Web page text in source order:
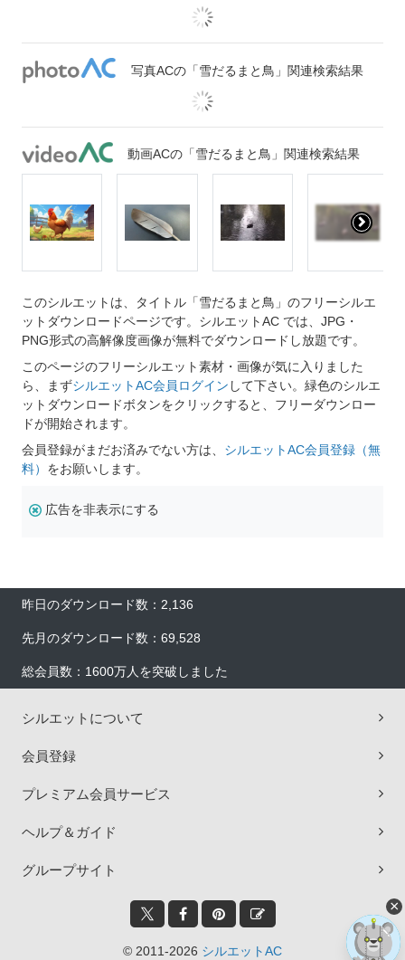
写真ACの「雪だるまと鳥」関連検索結果
動画ACの「雪だるまと鳥」関連検索結果
このシルエットは、タイトル「雪だるまと鳥」のフリーシルエ
ットダウンロードページです。シルエットAC では、JPG・
PNG形式の高解像度画像が無料でダウンロードし放題です。
このページのフリーシルエット素材・画像が気に入りました
ら、まずシルエットAC会員ログイン して下さい。緑色のシルエ
ットダウンロードボタンをクリックすると、フリーダウンロー
ドが開始されます。
会員登録がまだお済みでない方は、 シルエットAC会員登録（無
料） をお願いします。
広告を非表示にする
昨日のダウンロード数：2,136
先月のダウンロード数：69,528
総会員数：1600万人を突破しました
シルエットについて
会員登録
プレミアム会員サービス
ヘルプ＆ガイド
グループサイト
© 2011-2026 シルエットAC
×